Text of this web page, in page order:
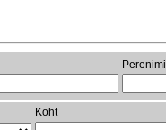
Perenimi
Koht